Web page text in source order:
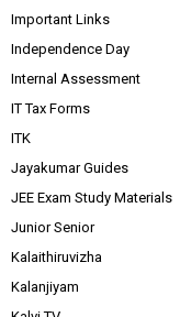
Important Links
Independence Day
Internal Assessment
IT Tax Forms
ITK
Jayakumar Guides
JEE Exam Study Materials
Junior Senior
Kalaithiruvizha
Kalanjiyam